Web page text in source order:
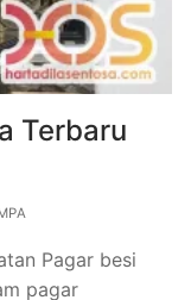
Terbaru
Pagar besi
pagar